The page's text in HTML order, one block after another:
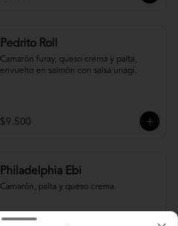
Pedrito Roll
Camarón furay, queso crema y palta,
envuelto en salmón con salsa unagi.
$9.500
Philadelphia Ebi
Camarón, palta y queso crema.